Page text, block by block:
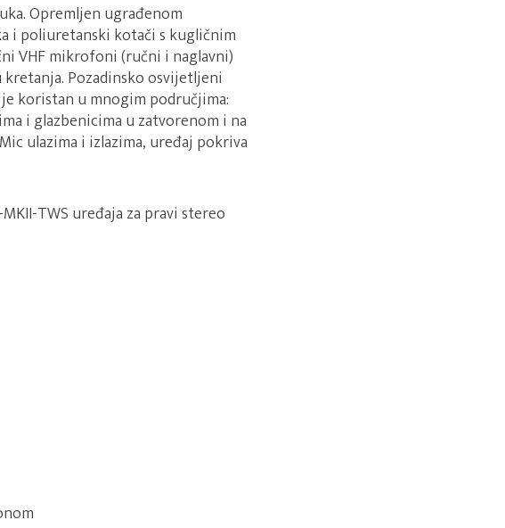
Opremljen ugrađenom
i poliuretanski kotači s kugličnim
VHF mikrofoni (ručni i naglavni)
Pozadinsko osvijetljeni
koristan u mnogim područjima:
i glazbenicima u zatvorenom i na
ulazima i izlazima, uređaj pokriva
TWS uređaja za pravi stereo